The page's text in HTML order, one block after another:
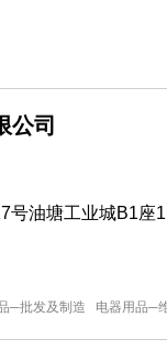
公司
号油塘工业城B1座
─批发及制造 电器用品─